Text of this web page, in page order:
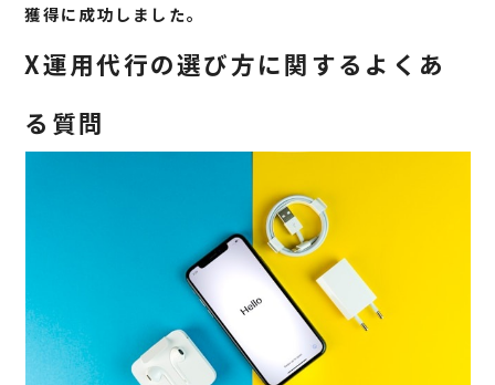
獲得に成功しました。
X運用代行の選び方に関するよくあ
る質問